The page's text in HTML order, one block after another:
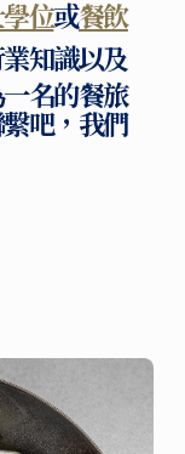
位或餐飲
知識以及
名的餐旅
吧，我們